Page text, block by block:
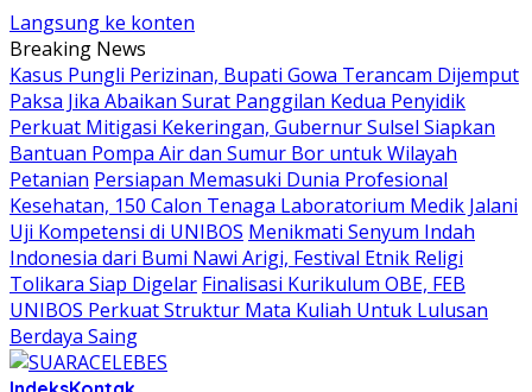
Langsung ke konten
Breaking News
Kasus Pungli Perizinan, Bupati Gowa Terancam Dijemput
Paksa Jika Abaikan Surat Panggilan Kedua Penyidik
Perkuat Mitigasi Kekeringan, Gubernur Sulsel Siapkan
Bantuan Pompa Air dan Sumur Bor untuk Wilayah
Petanian Persiapan Memasuki Dunia Profesional
Kesehatan, 150 Calon Tenaga Laboratorium Medik Jalani
Uji Kompetensi di UNIBOS Menikmati Senyum Indah
Indonesia dari Bumi Nawi Arigi, Festival Etnik Religi
Tolikara Siap Digelar Finalisasi Kurikulum OBE, FEB
UNIBOS Perkuat Struktur Mata Kuliah Untuk Lulusan
Berdaya Saing